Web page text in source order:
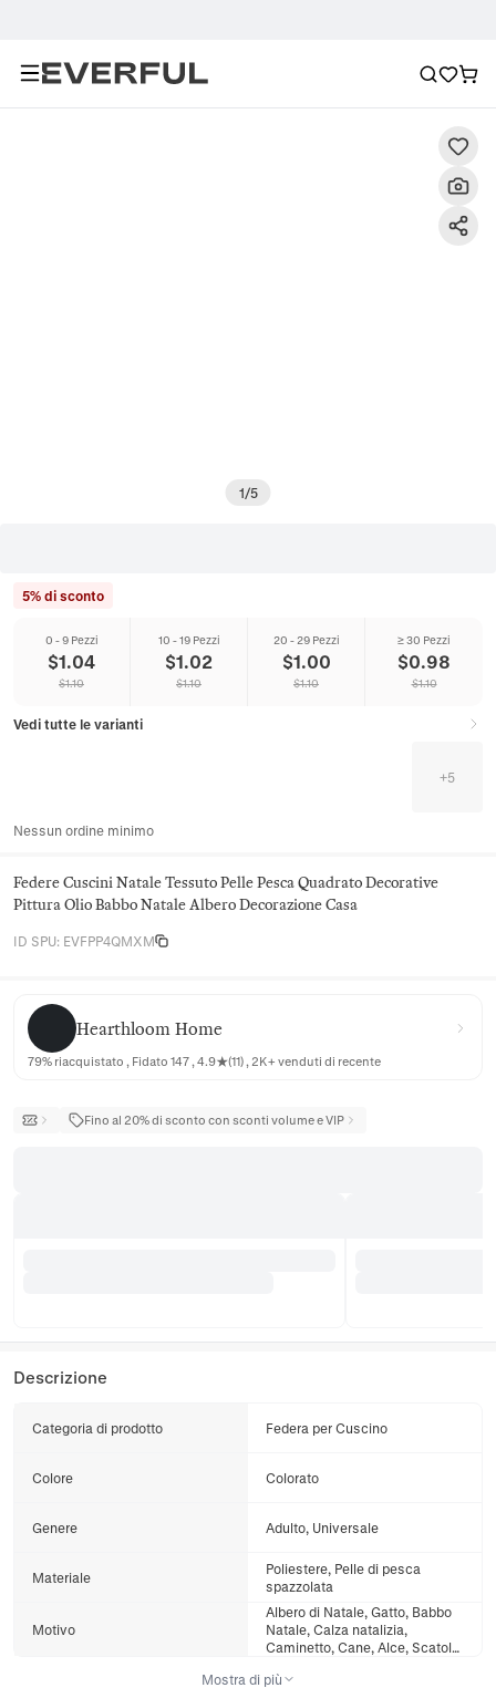
1/5
5% di sconto
0 - 9 Pezzi
$1.04
$1.10
10 - 19 Pezzi
$1.02
$1.10
20 - 29 Pezzi
$1.00
$1.10
≥ 30 Pezzi
$0.98
$1.10
Vedi tutte le varianti
+5
Nessun ordine minimo
Federe Cuscini Natale Tessuto Pelle Pesca Quadrato Decorative
Pittura Olio Babbo Natale Albero Decorazione Casa
ID SPU: EVFPP4QMXM
Hearthloom Home
Hearthloom Home
79% riacquistato , Fidato 147 , 4.9★(11) , 2K+ venduti di recente
Fino al 20% di sconto con sconti volume e VIP
Descrizione
Categoria di prodotto Federa per Cuscino
Colore Colorato
Genere Adulto, Universale
Materiale
Poliestere, Pelle di pesca
spazzolata
Motivo
Albero di Natale, Gatto, Babbo
Natale, Calza natalizia,
Caminetto, Cane, Alce, Scatola
Mostra di più